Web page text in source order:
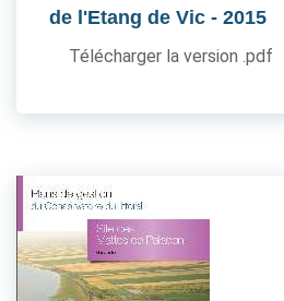
de l'Etang de Vic - 2015
Télécharger la version .pdf